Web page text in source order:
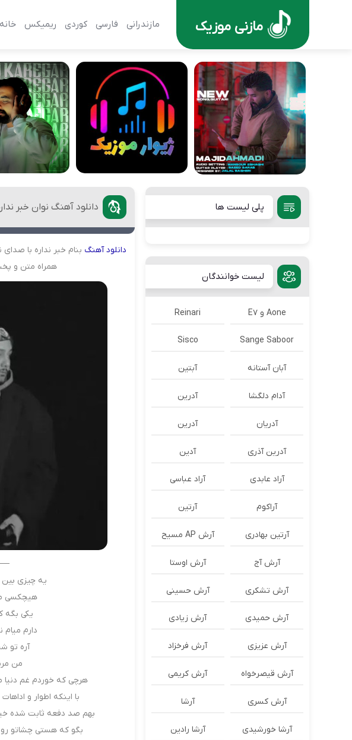
مازنی موزیک مازندرانی فارسی کوردی ریمیکس خانه
دانلود آهنگ نوان خبر
دانلودآهنگ بنام خبر نداره با
همراه متن و
یه چیزی
هیچکسی
یکی بگه
دارم
آره تو
من
هرچی که خوردم غم دنیا
با اینکه اطوار و
بهم صد دفعه ثابت شده
بگو که هستی چشاتو
پلی لیست ها
لیست خوانندگان
Aone و E7 Reinari
Sange Saboor
Sisco
آبان آستانه آبتین
آدام دلگشا آدرين
آدریان آدرین
آدرین آذری آدین
آراد عابدی آراد عباسی
آراکوم آرتین
آرتین بهادری آرش AP مسیح
آرش آج آرش اوستا
آرش تشکری آرش حسینی
آرش حمیدی آرش زیادی
آرش عزیزی آرش فرخزاد
آرش قیصرخواه آرش کریمی
آرش کسری آرشا
آرشا خورشیدی آرشا رادین